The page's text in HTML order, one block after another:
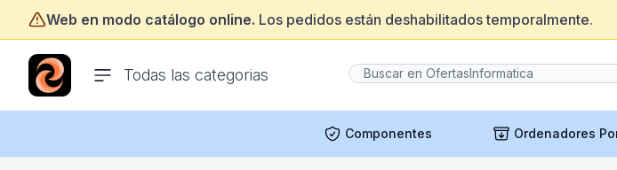
Web en modo catálogo online. Los pedidos están deshabilitados temporalmente.
Todas las categorias
ofertasinformatica.com
Componentes Ordenadores